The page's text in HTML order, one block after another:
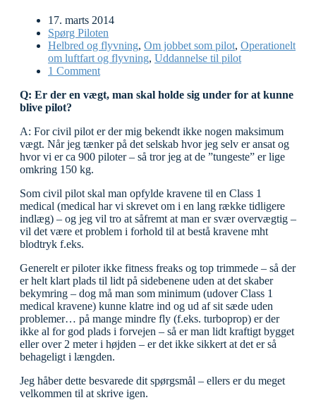
17. marts 2014
Spørg Piloten
Helbred og flyvning, Om jobbet som pilot, Operationelt
om luftfart og flyvning, Uddannelse til pilot
1 Comment
Q: Er der en vægt, man skal holde sig under for at kunne
blive pilot?
A: For civil pilot er der mig bekendt ikke nogen maksimum
vægt. Når jeg tænker på det selskab hvor jeg selv er ansat og
hvor vi er ca 900 piloter – så tror jeg at de ”tungeste” er lige
omkring 150 kg.
Som civil pilot skal man opfylde kravene til en Class 1
medical (medical har vi skrevet om i en lang række tidligere
indlæg) – og jeg vil tro at såfremt at man er svær overvægtig –
vil det være et problem i forhold til at bestå kravene mht
blodtryk f.eks.
Generelt er piloter ikke fitness freaks og top trimmede – så der
er helt klart plads til lidt på sidebenene uden at det skaber
bekymring – dog må man som minimum (udover Class 1
medical kravene) kunne klatre ind og ud af sit sæde uden
problemer… på mange mindre fly (f.eks. turboprop) er der
ikke al for god plads i forvejen – så er man lidt kraftigt bygget
eller over 2 meter i højden – er det ikke sikkert at det er så
behageligt i længden.
Jeg håber dette besvarede dit spørgsmål – ellers er du meget
velkommen til at skrive igen.